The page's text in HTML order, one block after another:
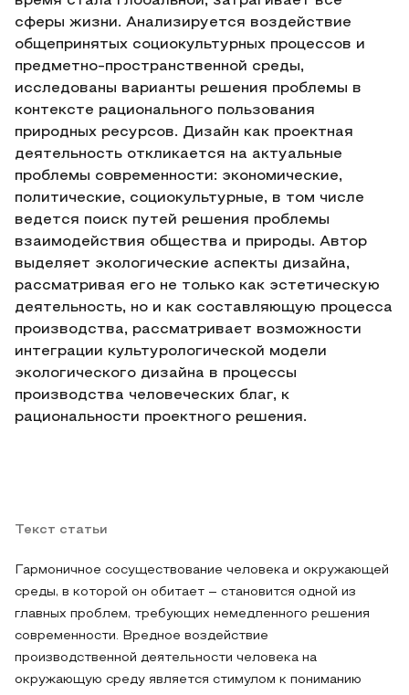
сферы жизни. Анализируется воздействие
общепринятых социокультурных процессов и
предметно-пространственной среды,
исследованы варианты решения проблемы в
контексте рационального пользования
природных ресурсов. Дизайн как проектная
деятельность откликается на актуальные
проблемы современности: экономические,
политические, социокультурные, в том числе
ведется поиск путей решения проблемы
взаимодействия общества и природы. Автор
выделяет экологические аспекты дизайна,
рассматривая его не только как эстетическую
деятельность, но и как составляющую процесса
производства, рассматривает возможности
интеграции культурологической модели
экологического дизайна в процессы
производства человеческих благ, к
рациональности проектного решения.
Текст статьи
Гармоничное сосуществование человека и окружающей
среды, в которой он обитает – становится одной из
главных проблем, требующих немедленного решения
современности. Вредное воздействие
производственной деятельности человека на
окружающую среду является стимулом к пониманию